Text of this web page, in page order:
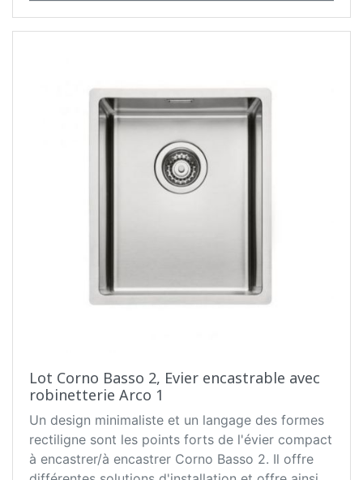
Lot Corno Basso 2, Evier encastrable avec
robinetterie Arco 1
Un design minimaliste et un langage des formes
rectiligne sont les points forts de l'évier compact
à encastrer/à encastrer Corno Basso 2. Il offre